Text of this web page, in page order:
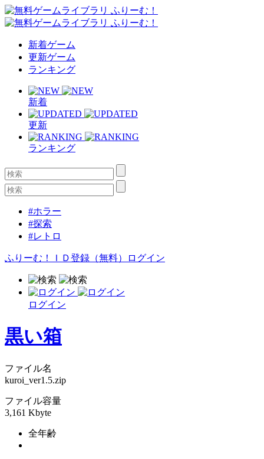
新着ゲーム
更新ゲーム
ランキング
新着
更新
ランキング
#ホラー
#探索
#レトロ
ふりーむ！ＩＤ登録（無料） ログイン
ログイン
黒い箱
ファイル名
kuroi_ver1.5.zip
ファイル容量
3,161 Kbyte
全年齢